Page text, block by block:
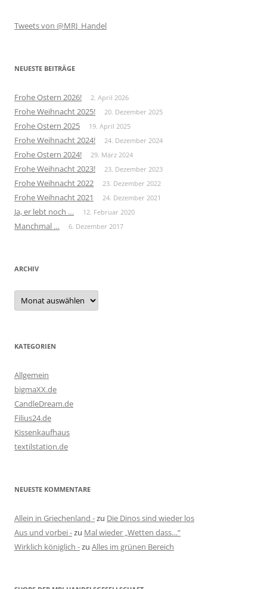
Tweets von @MRJ_Handel
NEUESTE BEITRÄGE
Frohe Ostern 2026! 2. April 2026
Frohe Weihnacht 2025! 20. Dezember 2025
Frohe Ostern 2025 19. April 2025
Frohe Weihnacht 2024! 24. Dezember 2024
Frohe Ostern 2024! 29. März 2024
Frohe Weihnacht 2023! 23. Dezember 2023
Frohe Weihnacht 2022 23. Dezember 2022
Frohe Weihnacht 2021 24. Dezember 2021
Ja, er lebt noch … 12. Februar 2020
Manchmal … 6. Dezember 2017
ARCHIV
Archiv
KATEGORIEN
Allgemein
bigmaXX.de
CandleDream.de
Filius24.de
Kissenkaufhaus
textilstation.de
NEUESTE KOMMENTARE
Allein in Griechenland -zu Die Dinos sind wieder los
Aus und vorbei -zu Mal wieder „Wetten dass…“
Wirklich königlich -zu Alles im grünen Bereich